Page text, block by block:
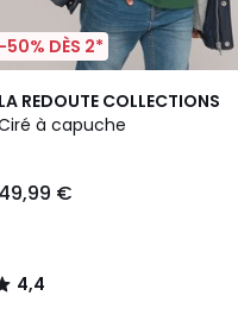
-50% DÈS 2*
LA REDOUTE COLLECTIONS
à capuche
49,99 €
4,4
/ 5
4,4